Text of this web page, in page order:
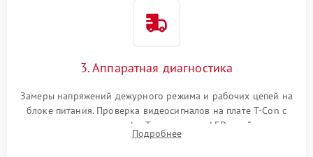
3. Аппаратная диагностика
Замеры напряжений дежурного режима и рабочих цепей на
блоке питания. Проверка видеосигналов на плате T-Con с
помощью осциллографа. Тестирование LED-драйвера и
светодиодных планок подсветки мультиметром.
Подробнее